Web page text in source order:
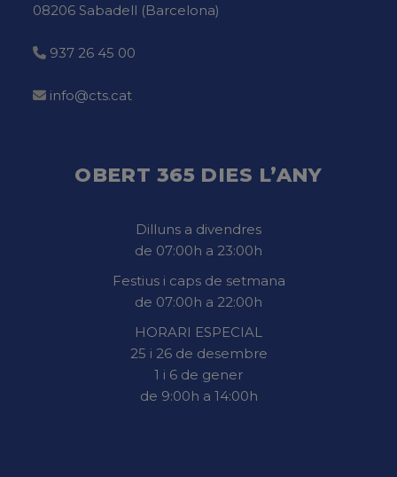
08206 Sabadell (Barcelona)
937 26 45 00
info@cts.cat
OBERT 365 DIES L’ANY
Dilluns a divendres
de 07:00h a 23:00h
Festius i caps de setmana
de 07:00h a 22:00h
HORARI ESPECIAL
25 i 26 de desembre
1 i 6 de gener
de 9:00h a 14:00h